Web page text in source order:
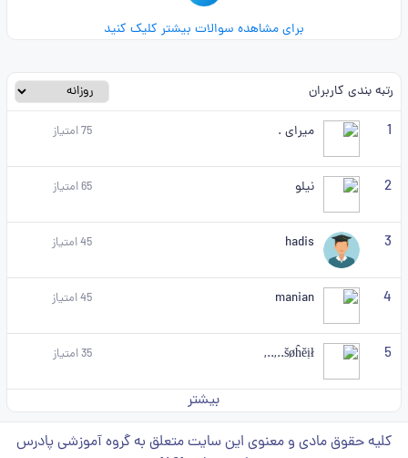
برای مشاهده سوالات بیشتر کلیک کنید
رتبه بندی کاربران
1 میرای . 75امتیاز
2 نیلو 65امتیاز
3
hadis
45امتیاز
4
manian
45امتیاز
5
šøĥěịł..,..,
35امتیاز
بیشتر
کلیه حقوق مادی و معنوی این سایت متعلق به گروه آموزشی پادرس